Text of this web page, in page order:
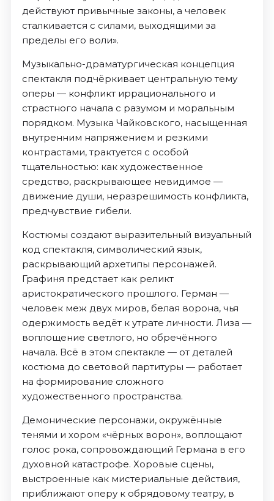
действуют привычные законы, а человек
сталкивается с силами, выходящими за
пределы его воли».
Музыкально-драматургическая концепция
спектакля подчёркивает центральную тему
оперы — конфликт иррационального и
страстного начала с разумом и моральным
порядком. Музыка Чайковского, насыщенная
внутренним напряжением и резкими
контрастами, трактуется с особой
тщательностью: как художественное
средство, раскрывающее невидимое —
движение души, неразрешимость конфликта,
предчувствие гибели.
Костюмы создают выразительный визуальный
код спектакля, символический язык,
раскрывающий архетипы персонажей.
Графиня предстает как реликт
аристократического прошлого. Герман —
человек меж двух миров, белая ворона, чья
одержимость ведёт к утрате личности. Лиза —
воплощение светлого, но обречённого
начала. Всё в этом спектакле — от деталей
костюма до световой партитуры — работает
на формирование сложного
художественного пространства.
Демонические персонажи, окружённые
тенями и хором «чёрных ворон», воплощают
голос рока, сопровождающий Германа в его
духовной катастрофе. Хоровые сцены,
выстроенные как мистериальные действия,
приближают оперу к обрядовому театру, в